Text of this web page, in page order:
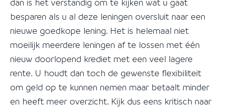
besparen als u al deze leningen oversluit naar een
nieuwe goedkope lening. Het is helemaal niet
moeilijk meerdere leningen af te lossen met één
nieuw doorlopend krediet met een veel lagere
rente. U houdt dan toch de gewenste flexibiliteit
om geld op te kunnen nemen maar betaalt minder
en heeft meer overzicht. Kijk dus eens kritisch naar